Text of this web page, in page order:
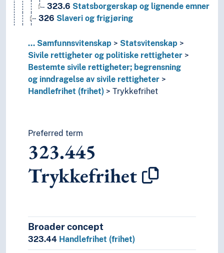
323.6 Statsborgerskap og lignende emner
326 Slaveri og frigjøring
320Statsvitenskap (politikk og styresmakt)
321Styreformer og statsformer
37Utdanning og opplæring
Språk
Teknologi
... Samfunnsvitenskap
Statsvitenskap
Sivile rettigheter og politiske rettigheter
Bestemte sivile rettigheter; begrensning
og inndragelse av sivile rettigheter
Handlefrihet (frihet)
Trykkefrihet
Preferred term
323.445
Trykkefrihet
Broader concept
323.44 Handlefrihet (frihet)